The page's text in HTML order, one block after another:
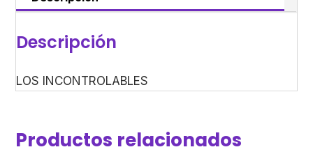
Descripción
LOS INCONTROLABLES
Productos relacionados